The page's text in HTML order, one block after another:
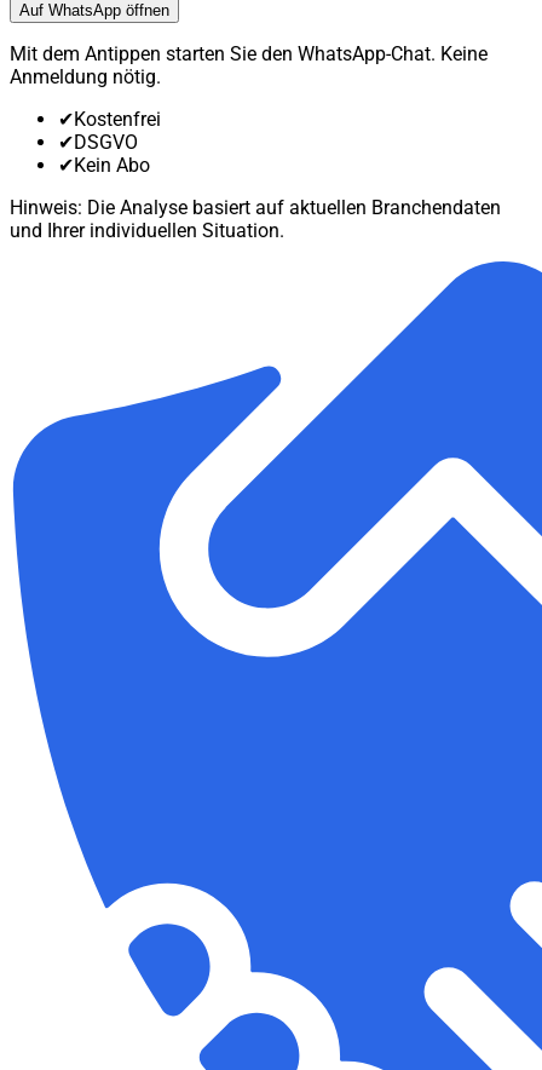
Auf WhatsApp öffnen
Mit dem Antippen starten Sie den WhatsApp-Chat. Keine
Anmeldung nötig.
✔Kostenfrei
✔DSGVO
✔Kein Abo
Hinweis: Die Analyse basiert auf aktuellen Branchendaten
und Ihrer individuellen Situation.